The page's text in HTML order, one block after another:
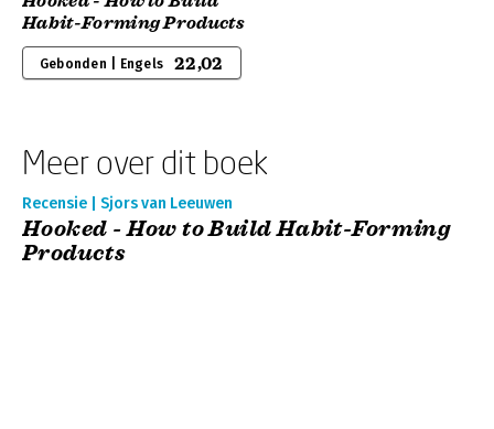
Habit-Forming Products
Gebonden | Engels 22,02
Meer over dit boek
Recensie | Sjors van Leeuwen
Hooked - How to Build Habit-Forming
Products